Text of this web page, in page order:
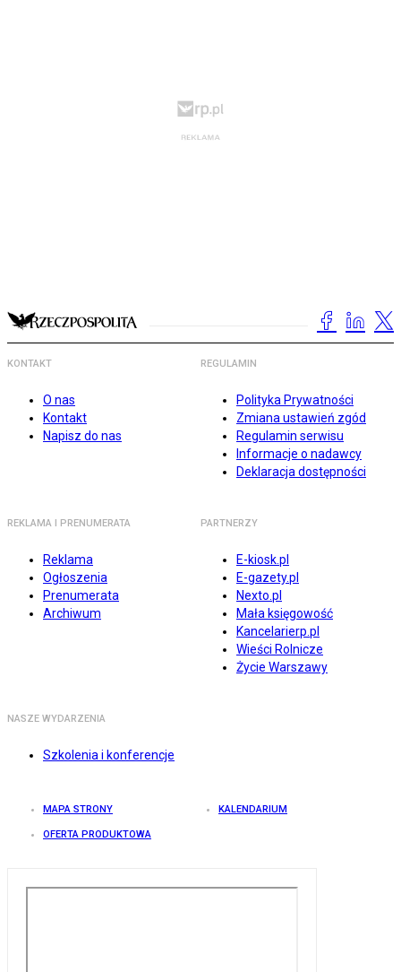
KONTAKT
O nas
Kontakt
Napisz do nas
REGULAMIN
Polityka Prywatności
Zmiana ustawień zgód
Regulamin serwisu
Informacje o nadawcy
Deklaracja dostępności
REKLAMA I PRENUMERATA
Reklama
Ogłoszenia
Prenumerata
Archiwum
PARTNERZY
E-kiosk.pl
E-gazety.pl
Nexto.pl
Mała księgowość
Kancelarierp.pl
Wieści Rolnicze
Życie Warszawy
NASZE WYDARZENIA
Szkolenia i konferencje
MAPA STRONY KALENDARIUM
OFERTA PRODUKTOWA